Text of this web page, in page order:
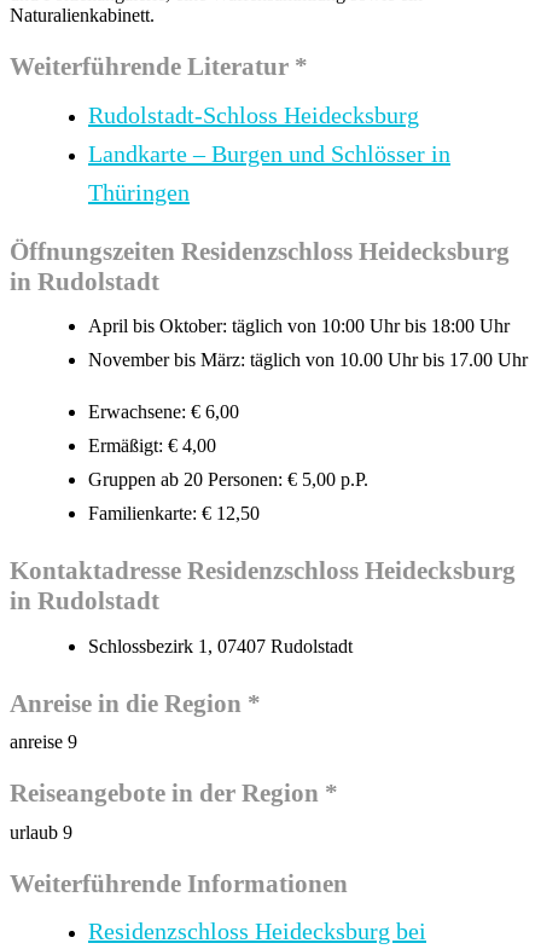
Naturalienkabinett.
Weiterführende Literatur *
Rudolstadt-Schloss Heidecksburg
Landkarte – Burgen und Schlösser in
Thüringen
Öffnungszeiten Residenzschloss Heidecksburg
in Rudolstadt
April bis Oktober: täglich von 10:00 Uhr bis 18:00 Uhr
November bis März: täglich von 10.00 Uhr bis 17.00 Uhr
Erwachsene: € 6,00
Ermäßigt: € 4,00
Gruppen ab 20 Personen: € 5,00 p.P.
Familienkarte: € 12,50
Kontaktadresse Residenzschloss Heidecksburg
in Rudolstadt
Schlossbezirk 1, 07407 Rudolstadt
Anreise in die Region *
anreise 9
Reiseangebote in der Region *
urlaub 9
Weiterführende Informationen
Residenzschloss Heidecksburg bei